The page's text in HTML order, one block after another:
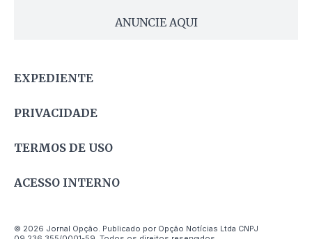
ANUNCIE AQUI
EXPEDIENTE
PRIVACIDADE
TERMOS DE USO
ACESSO INTERNO
© 2026 Jornal Opção. Publicado por Opção Notícias Ltda CNPJ